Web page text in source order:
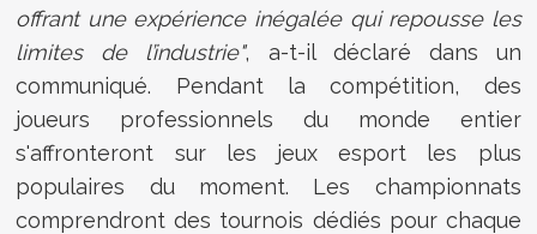
offrant une expérience inégalée qui repousse les
limites de l’industrie", a-t-il déclaré dans un
communiqué. Pendant la compétition, des
joueurs professionnels du monde entier
s'affronteront sur les jeux esport les plus
populaires du moment. Les championnats
comprendront des tournois dédiés pour chaque